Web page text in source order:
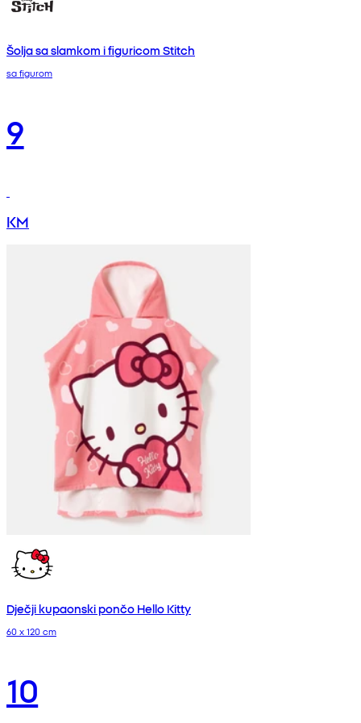
Šolja sa slamkom i figuricom Stitch
sa figurom
9
KM
Dječji kupaonski pončo Hello Kitty
60 x 120 cm
10